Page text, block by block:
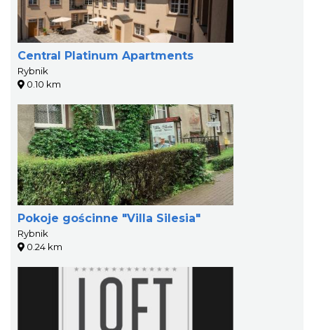
Central Platinum Apartments
Rybnik
0.10 km
Pokoje gościnne "Villa Silesia"
Rybnik
0.24 km